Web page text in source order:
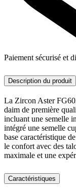
Paiement sécurisé et
Description du produit
La Zircon Aster
daim de première
incluant une semelle
intégré une semelle
base caractéristique
le confort avec des
maximale et une
Caractéristiques